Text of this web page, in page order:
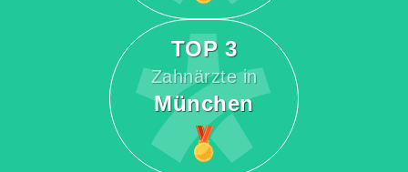
TOP 3
Zahnärzte in
München